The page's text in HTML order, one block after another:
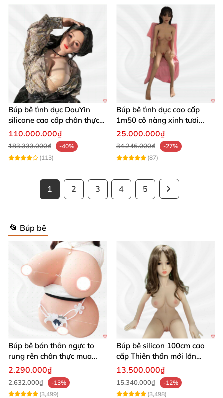
Búp bê tình dục DouYin
silicone cao cấp chân thực
mê hoặc nam giới
110.000.000₫
183.333.000₫
-40%
(113)
Búp bê tình dục cao cấp
1m50 cô nàng xinh tươi
chân thực
25.000.000₫
34.246.000₫
-27%
(87)
1 2 3 4 5
📂 Búp bê
Búp bê bán thân ngực to
rung rên chân thực mua
ngay
2.290.000₫
2.632.000₫
-13%
(3,499)
Búp bê silicon 100cm cao
cấp Thiên thần mới lớn
mượt mà mềm mại
13.500.000₫
15.340.000₫
-12%
(3,498)